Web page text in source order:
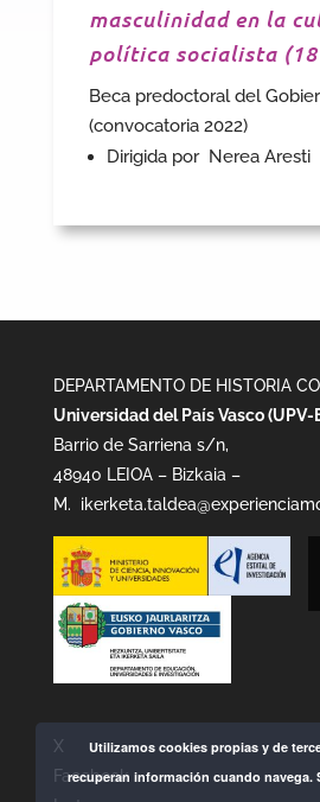
masculinidad en la
política socialista
Beca predoctoral del
(convocatoria 2022)
Dirigida por Nerea Aresti
DEPARTAMENTO DE HISTORIA
Universidad del País Vasco (UPV-
Barrio de Sarriena s/n,
48940 LEIOA – Bizkaia –
M.
X
Facebook
Utilizamos cookies propias y de
recuperan información cuando navega.